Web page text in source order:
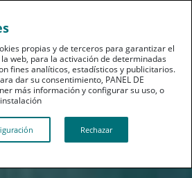
propias y de terceros para garantizar el
web, para la activación de determinadas
fines analíticos, estadísticos y publicitarios.
dar su consentimiento, PANEL DE
más información y configurar su uso, o
Rechazar